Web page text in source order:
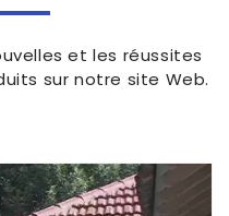
et les réussites
sur notre site Web.